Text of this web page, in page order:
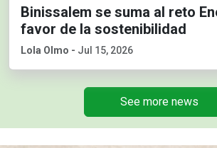
Binissalem se suma al reto
favor de la sostenibilidad
Lola Olmo - Jul 15, 2026
See more news